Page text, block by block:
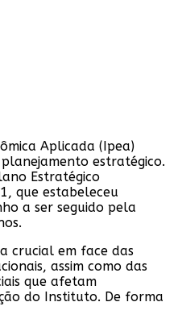
Aplicada (Ipea)
estratégico.
Estratégico
, que estabeleceu
a ser seguido pela
crucial em face das
assim como das
que afetam
do Instituto. De forma